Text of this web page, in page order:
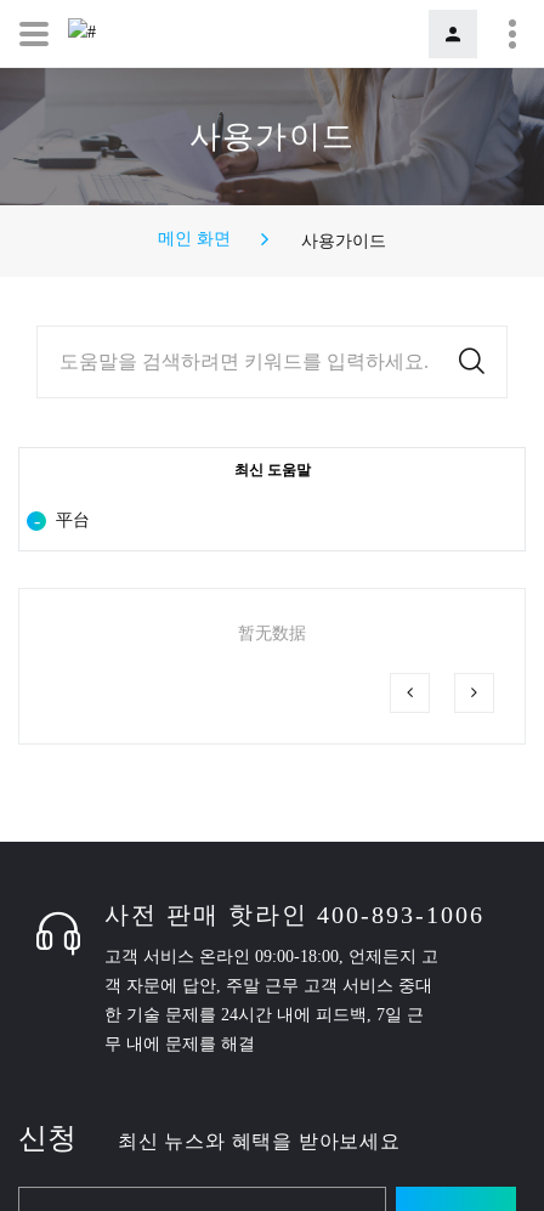
사용가이드
메인 화면 사용가이드
도움말을 검색하려면 키워드를 입력하세요.
최신 도움말
平台
暂无数据
사전 판매 핫라인 400-893-1006
고객 서비스 온라인 09:00-18:00, 언제든지 고
객 자문에 답안, 주말 근무 고객 서비스 중대
한 기술 문제를 24시간 내에 피드백, 7일 근
무 내에 문제를 해결
신청 최신 뉴스와 혜택을 받아보세요